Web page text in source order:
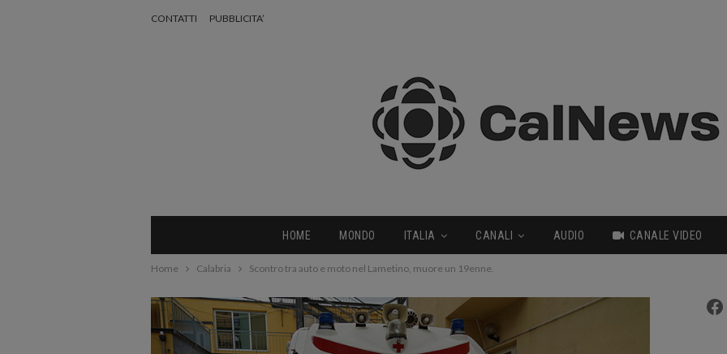
CONTATTI PUBBLICITA’
HOME MONDO ITALIA CANALI AUDIO CANALE VIDEO
Home Calabria Scontro tra auto e moto nel Lametino, muore un 19enne.